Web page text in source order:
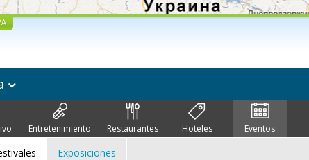
Entretenimiento Restaurantes Hoteles Eventos
Exposiciones